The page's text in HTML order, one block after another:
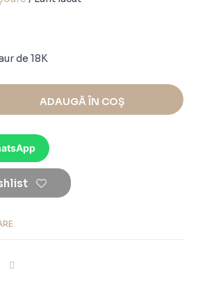
de 18K
ADAUGĂ ÎN COȘ